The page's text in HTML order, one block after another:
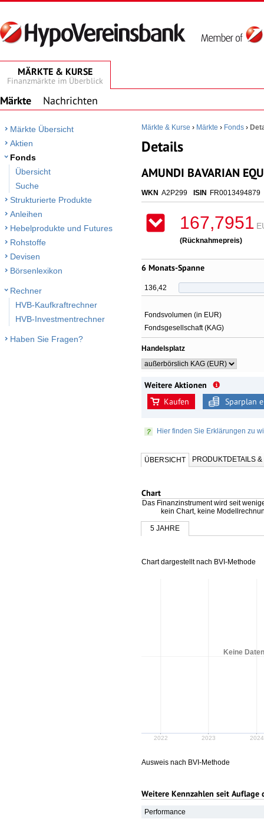
MÄRKTE & KURSE
Finanzmärkte im Überblick
Märkte Nachrichten
Märkte Übersicht
Aktien
Fonds
Übersicht
Suche
Strukturierte Produkte
Anleihen
Hebelprodukte und Futures
Rohstoffe
Devisen
Börsenlexikon
Rechner
HVB-Kaufkraftrechner
HVB-Investmentrechner
Haben Sie Fragen?
Märkte & Kurse › Märkte › Fonds ›
Details
AMUNDI BAVARIAN
WKN A2P299 ISIN FR0013494879
167,7951
(Rücknahmepreis)
6 Monats-Spanne
136,42
Fondsvolumen (in EUR)
Fondsgesellschaft (KAG)
Handelsplatz
Weitere Aktionen
Kaufen
Sparplan
Hier finden Sie Erklärungen zu
ÜBERSICHT PRODUKTDETAILS
Chart
Das Finanzinstrument wird seit
kein Chart, keine
5 JAHRE
Chart dargestellt nach BVI-Methode
2022 2023 2024
Keine
Ausweis nach BVI-Methode
Weitere Kennzahlen seit Auflage
Performance